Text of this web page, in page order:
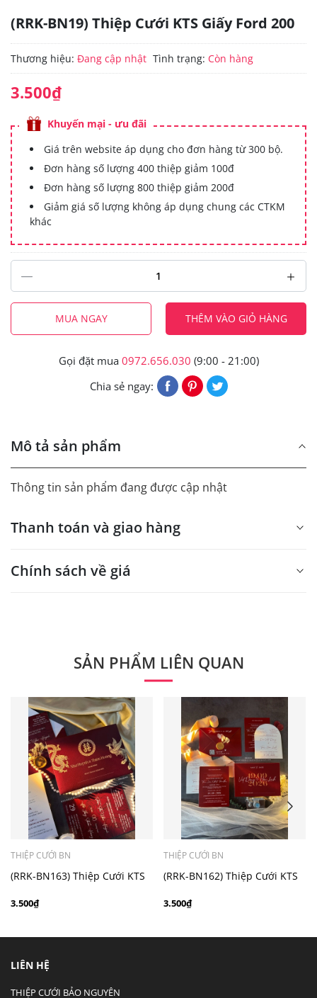
(RRK-BN19) Thiệp Cưới KTS Giấy Ford 200
Thương hiệu: Đang cập nhật Tình trạng: Còn hàng
3.500₫
Khuyến mại - ưu đãi
Giá trên website áp dụng cho đơn hàng từ 300 bộ.
Đơn hàng số lượng 400 thiệp giảm 100đ
Đơn hàng số lượng 800 thiệp giảm 200đ
Giảm giá số lượng không áp dụng chung các CTKM
khác
MUA NGAY THÊM VÀO GIỎ HÀNG
Gọi đặt mua 0972.656.030 (9:00 - 21:00)
Chia sẻ ngay:
Mô tả sản phẩm
Thông tin sản phẩm đang được cập nhật
Thanh toán và giao hàng
Chính sách về giá
Quý khách vui lòng liên hệ để có thông tin chính xác.
- Mẫu dưới 3000 giá chưa bao gồm bản đồ, quý khách
có nhu cầu in bản đồ sẽ có mức phí 300 - 500 đồng 1
thiệp tuỳ chất liệu.
SẢN PHẨM LIÊN QUAN
THIỆP CƯỚI BN
(RRK-BN163) Thiệp Cưới KTS
3.500₫
THIỆP CƯỚI BN
(RRK-BN162) Thiệp Cưới KTS
3.500₫
LIÊN HỆ
THIỆP CƯỚI BẢO NGUYÊN